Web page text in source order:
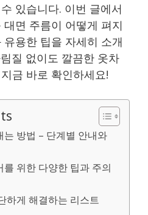
있습니다. 이번 글에서
면 주름이 어떻게 펴지
용한 팁을 자세히 소개
질 없이도 깔끔한 옷차
금 바로 확인하세요!
는 방법 – 단계별 안내와
위한 다양한 팁과 주의
하게 해결하는 리스트